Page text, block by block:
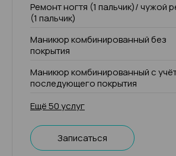
Ремонт ногтя (1 пальчик)/ чужой
(1 пальчик)
Маникюр комбинированный без
покрытия
Маникюр комбинированный с
последующего покрытия
Ещё 50 услуг
Записаться